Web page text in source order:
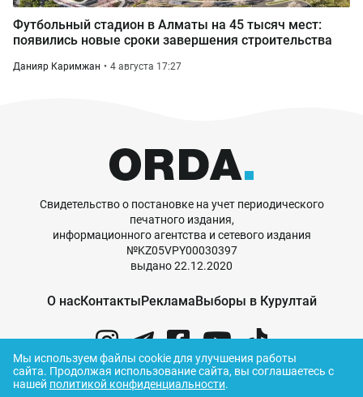
Футбольный стадион в Алматы на 45 тысяч мест:
появились новые сроки завершения строительства
Данияр Каримжан 4 августа 17:27
Свидетельство о постановке на учет периодического
печатного издания,
информационного агентства и сетевого издания
№KZ05VPY00030397
выдано 22.12.2020
О насКонтактыРекламаВыборы в Курултай
Мы используем файлы cookie для улучшения работы
сайта. Продолжая использование сайта, вы соглашаетесь с
нашей политикой конфиденциальности.